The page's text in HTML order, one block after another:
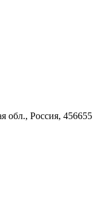
обл., Россия, 456655